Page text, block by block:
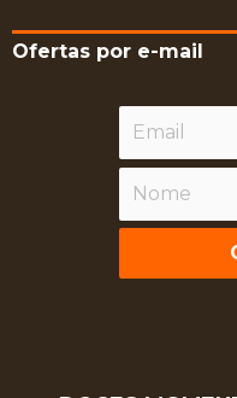
Ofertas por e-mail